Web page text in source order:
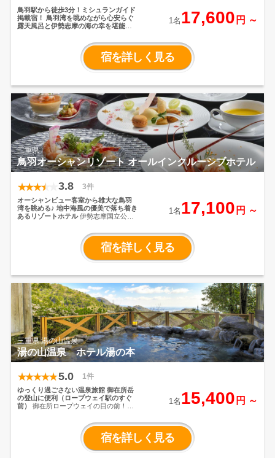
鳥羽駅から徒歩3分！ミシュランガイド
掲載宿！
鳥羽湾を眺めながら心安らぐ
露天風呂と伊勢志摩の海の幸を堪能す
統」を時代の風にアレンジしつづけて
雄大な鳥羽湾を一
望するロケーションとともに、鳥羽湾
を借景とする野趣溢れる露天風呂めぐ
とっておきの旅行やご家族の思い出づ
くりなど様々な旅スタイルに応じた戸
田家ならではのおもてなしで旅のひと
ときをおくつろぎください。
1名 17,600 円 ～
宿を詳しく見る
三重県
鳥羽オーシャンリゾート オールインクルーシブホテル
3.8 3件
オーシャンビュー客室から雄大な鳥羽
湾を眺める♪ 地中海風の優美で落ち着き
あるリゾートホテル伊勢志摩国立公園
リゾートホテル。 近郊で水揚げされ
る新鮮で美味しい海の幸を、和懐石、
フランス料理のお好みで楽しむことが
できる。 ホテル自慢の大露天風呂で
豊かな恵みを取り入れたこだわりの料
理、泉質豊かな安楽島温泉を存分に楽
しみ、日頃の疲れを癒したい。 鳥羽
水族館まで車で約10分、伊勢神宮まで
車で約30分と、伊勢志摩観光の拠点に
もお勧め。
1名 17,100 円 ～
宿を詳しく見る
三重県 湯の山温泉
湯の山温泉 ホテル湯の本
5.0 1件
ゆっくり過ごさない温泉旅館御在所岳
の登山に便利（ロープウェイ駅のすぐ
前）
御在所ロープウェイの目の前！御
1名 15,400 円 ～
宿を詳しく見る